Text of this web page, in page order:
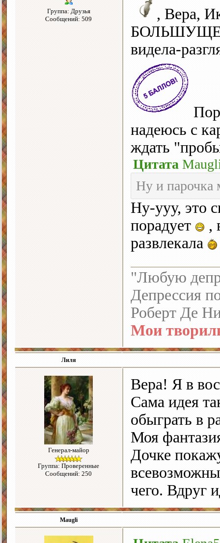
Группа: Друзья
Сообщений: 509
, Вера,
видела-
надеюсь с
ждать
Цитата
Ну и парочка
Ну-ууу, это
порадует
,
развлекала
"Любую
Депрессия
Роберт Де
Мои
Лиля
Генерал-майор
Группа: Проверенные
Сообщений: 250
Вера! Я в
Сама идея
обыграть в
Моя
Дочке
чего. Вдруг
Maugli